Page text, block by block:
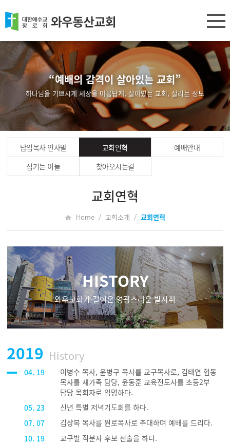
“예배의 감격이 살아있는 교회”
하나님을 기쁘시게 세상을 아름답게, 살아있는 교회, 살리는 성도
담임목사 인사말 교회연혁
예배안내
섬기는 이들
찾아오시는길
교회연혁
Home / 교회소개 / 교회연혁
HISTORY
와우교회가 걸어온 영광스러운 발자취
2019 History
04. 19
이병수 목사, 윤병구 목사를 교구목사로, 김태연 협동
목사를 새가족 담당, 윤동훈 교육전도사를 초등2부
담당 목회자로 임명하다.
05. 23
신년 특별 저녁기도회를 하다.
07. 07
김상복 목사를 원로목사로 추대하며 예배를 드리다.
10. 19
교구별 직분자 후보 선출을 하다.